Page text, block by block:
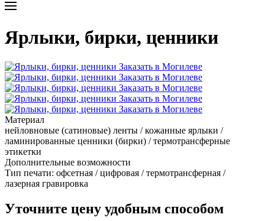
Ярлыки, бирки, ценники
Материал
нейловновые (сатиновые) ленты / кожанные ярлыки /
ламинированные ценники (бирки) / термотрансферные
этикетки
Дополнительные возможности
Тип печати: офсетная / цифровая / термотрансферная /
лазерная гравировка
Уточните цену удобным способом